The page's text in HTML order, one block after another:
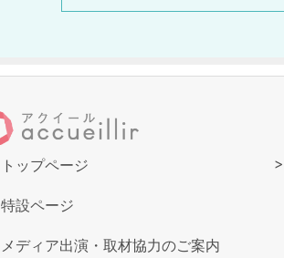
トップページ
特設ページ
メディア出演・取材協力のご案内